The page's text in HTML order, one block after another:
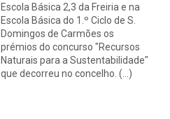
Escola Básica 2,3 da Freiria e na
Escola Básica do 1.º Ciclo de S.
Domingos de Carmões os
prémios do concurso "Recursos
Naturais para a Sustentabilidade"
que decorreu no concelho. (...)